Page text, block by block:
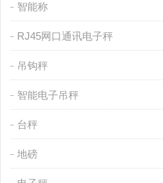
智能称
RJ45网口通讯电子秤
吊钩秤
智能电子吊秤
台秤
地磅